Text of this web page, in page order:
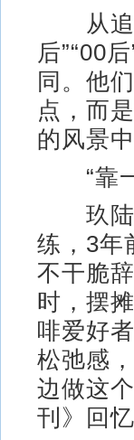
从追求
后”“00
同。他
点，而
的风景
“靠一
玖陆
练，3年
不干脆
时，摆
啡爱好
松弛感
边做这
刊》回忆